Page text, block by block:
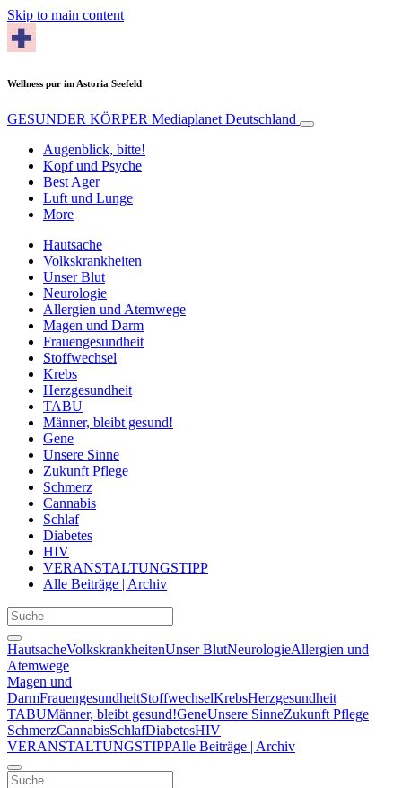
Skip to main content
Wellness pur im Astoria Seefeld
GESUNDER KÖRPER Mediaplanet Deutschland
Augenblick, bitte!
Kopf und Psyche
Best Ager
Luft und Lunge
More
Hautsache
Volkskrankheiten
Unser Blut
Neurologie
Allergien und Atemwege
Magen und Darm
Frauengesundheit
Stoffwechsel
Krebs
Herzgesundheit
TABU
Männer, bleibt gesund!
Gene
Unsere Sinne
Zukunft Pflege
Schmerz
Cannabis
Schlaf
Diabetes
HIV
VERANSTALTUNGSTIPP
Alle Beiträge | Archiv
HautsacheVolkskrankheitenUnser BlutNeurologieAllergien und
Atemwege
Magen und
DarmFrauengesundheitStoffwechselKrebsHerzgesundheit
TABUMänner, bleibt gesund!GeneUnsere SinneZukunft Pflege
SchmerzCannabisSchlafDiabetesHIV
VERANSTALTUNGSTIPPAlle Beiträge | Archiv